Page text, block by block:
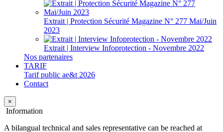
Extrait | Protection Sécurité Magazine N° 277 Mai/Juin
2023
Extrait | Interview Infoprotection - Novembre 2022
Nos partenaires
TARIF
Tarif public ae&t 2026
Contact
×
Information
A bilangual technical and sales representative can be reached at